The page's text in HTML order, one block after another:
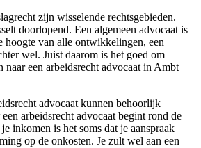
zijn wisselende rechtsgebieden.
doorlopend. Een algemeen advocaat is
hoogte van alle ontwikkelingen, een
wel. Juist daarom is het goed om
naar een arbeidsrecht advocaat in Ambt
advocaat kunnen behoorlijk
arbeidsrecht advocaat begint rond de
inkomen is het soms dat je aanspraak
op de onkosten. Je zult wel aan een